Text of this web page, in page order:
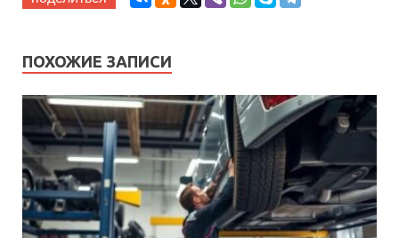
ПОХОЖИЕ ЗАПИСИ